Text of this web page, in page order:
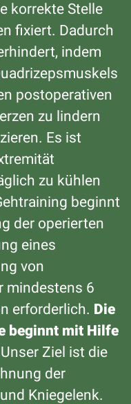
korrekte Stelle
fixiert. Dadurch
indem
postoperativen
zu lindern
Es ist
zu kühlen
beginnt
der operierten
eines
von
mindestens 6
erforderlich. Die
beginnt mit Hilfe
Ziel ist die
der
Kniegelenk.